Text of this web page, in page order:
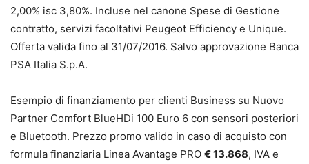
2,00% isc 3,80%. Incluse nel canone Spese di Gestione
contratto, servizi facoltativi Peugeot Efficiency e Unique.
Offerta valida fino al 31/07/2016. Salvo approvazione Banca
PSA Italia S.p.A.
Esempio di finanziamento per clienti Business su Nuovo
Partner Comfort BlueHDi 100 Euro 6 con sensori posteriori
e Bluetooth. Prezzo promo valido in caso di acquisto con
formula finanziaria Linea Avantage PRO € 13.868, IVA e